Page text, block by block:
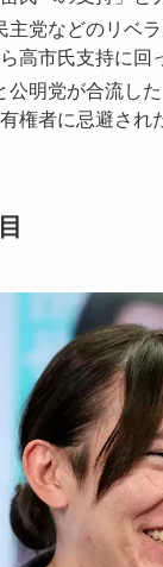
主党などのリベ
高市氏支持に回
公明党が合流し
権者に忌避され